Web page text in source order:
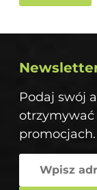
Podaj swój
promocjach.